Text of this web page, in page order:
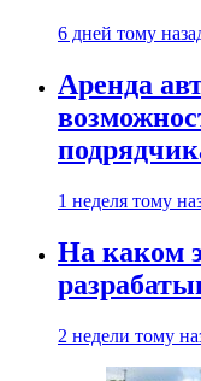
6 дней тому
Аренда
1 неделя тому
На каком
2 недели тому